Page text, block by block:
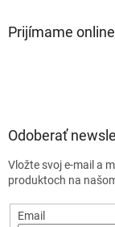
Prijímame
Odoberať
Vložte svoj e-mail a
produktoch na
Email